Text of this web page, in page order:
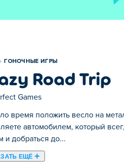
ГОНОЧНЫЕ ИГРЫ
Road Trip
Games
время положить весло на
автомобилем, который
и добраться до...
ЕЩЁ